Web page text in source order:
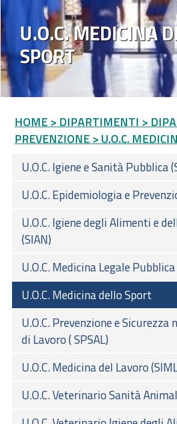
U.O.C. MEDICINA
SPORT
HOME > DIPARTIMENTI >
PREVENZIONE > U.O.C.
U.O.C. Igiene e Sanità Pubblica
U.O.C. Epidemiologia e
U.O.C. Igiene degli Alimenti e
(SIAN)
U.O.C. Medicina Legale
U.O.C. Medicina dello Sport
U.O.C. Prevenzione e
di Lavoro ( SPSAL)
U.O.C. Medicina del Lavoro
U.O.C. Veterinario Sanità